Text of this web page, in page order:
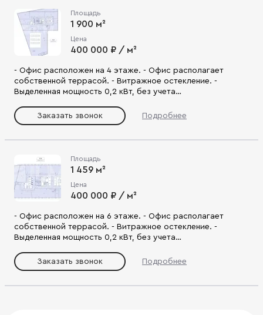
креативного пространства, гибкого офисного
пространства.
Площадь
1 900 м²
Цена
400 000 ₽ / м²
- Офис расположен на 4 этаже. - Офис располагает
собственной террасой. - Витражное остекление. -
Выделенная мощность 0,2 кВт, без учета
Отдельный входной вестибюль с лифтами на 1-м этаже. -
Включает офисные помещения, переговорные, санузлы,
shell&core. - Удобная локация, развитая инфраструктура. -
Планировка подходит для создания функционального и
креативного пространства, гибкого офисного
пространства.
Заказать звонок Подробнее
Площадь
1 459 м²
Цена
400 000 ₽ / м²
- Офис расположен на 6 этаже. - Офис располагает
собственной террасой. - Витражное остекление. -
Выделенная мощность 0,2 кВт, без учета
Отдельный входной вестибюль с лифтами на 1-м этаже. -
Включает офисные помещения, переговорные, санузлы,
Заказать звонок Подробнее